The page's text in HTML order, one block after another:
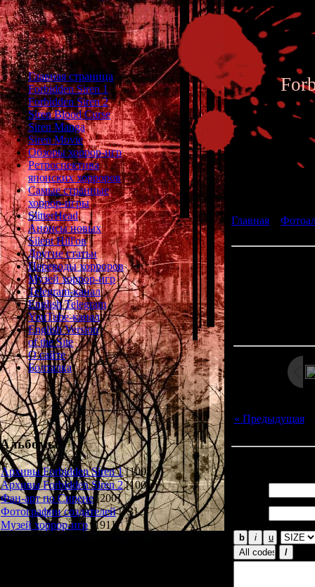
Главная страница
Forbidden Siren 1
Forbidden Siren 2
Siren Blood Curse
Siren Manga
Siren Movie
Обзоры хоррор-игр
Ретроспектива
японских хорроров
Самые странные
хоррор-игры
SlitterHead
Анонсы новых
Silent Hill'ов
Другие статьи
Переводы хорроров
Музей хоррор-игр
Telegram-канал
English Telegram
YouTube-канал
English Version
of the Site
О сайте
Болталка
Альбомы
Архивы Forbidden Siren 1 [100]
Архивы Forbidden Siren 2 [100]
Фан-арт по Сирене [200]
Фотографии создателей [73]
Музей хоррор-игр
[191]
Главная
« Предыдущая|